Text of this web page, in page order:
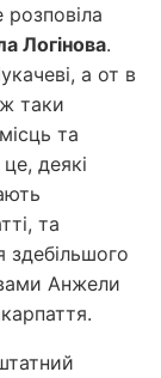
Логінова.
а от в
таки
та
деякі
та
Анжели